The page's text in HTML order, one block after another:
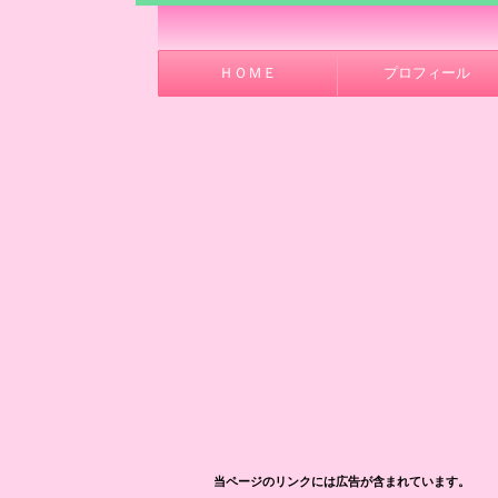
ＨＯＭＥ プロフィール
当ページのリンクには広告が含まれています。